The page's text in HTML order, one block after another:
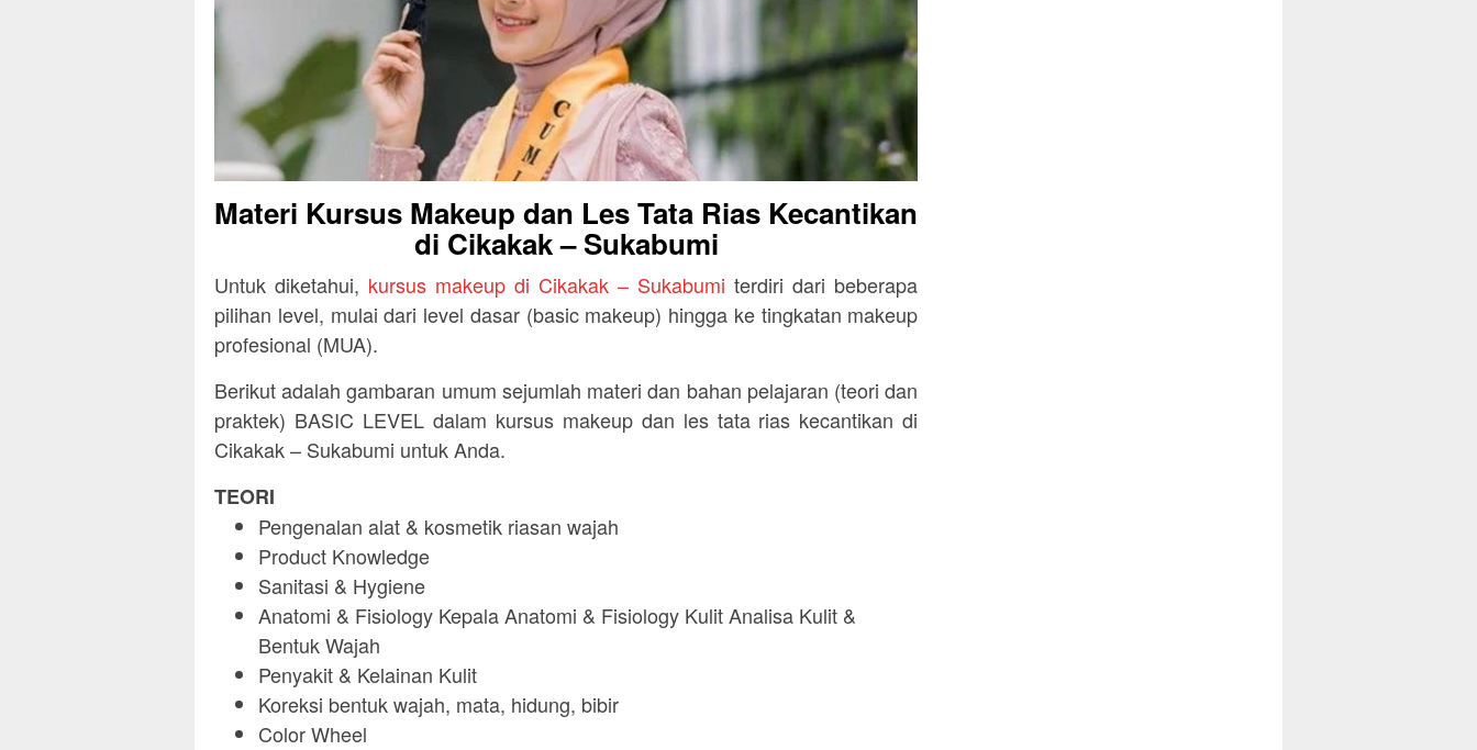
Materi Kursus Makeup dan Les Tata Rias Kecantikan
di Cikakak – Sukabumi
Untuk diketahui, kursus makeup di Cikakak – Sukabumi terdiri dari beberapa
pilihan level, mulai dari level dasar (basic makeup) hingga ke tingkatan makeup
profesional (MUA).
Berikut adalah gambaran umum sejumlah materi dan bahan pelajaran (teori dan
praktek) BASIC LEVEL dalam kursus makeup dan les tata rias kecantikan di
Cikakak – Sukabumi untuk Anda.
TEORI
Pengenalan alat & kosmetik riasan wajah
Product Knowledge
Sanitasi & Hygiene
Anatomi & Fisiology Kepala Anatomi & Fisiology Kulit Analisa Kulit &
Bentuk Wajah
Penyakit & Kelainan Kulit
Koreksi bentuk wajah, mata, hidung, bibir
Color Wheel